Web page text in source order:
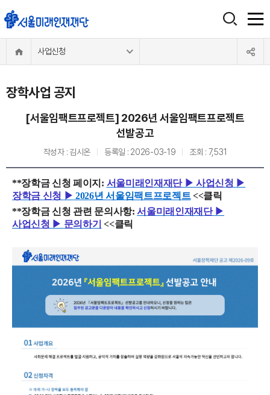
사업신청
장학사업 공지
[서울임팩트프로젝트] 2026년 서울임팩트프로젝트
선발공고
작성자 : 김시온 등록일 : 2026-03-19 조회 : 7,531
​**장학금 신청 페이지: 서울미래인재재단 ▶ 사업신청 ▶
장학금 신청 ▶ ​ 2026년 서울임팩트프로젝트<<클릭
​**장학금 신청 관련 문의사항:서울미래인재재단 ▶
사업신청 ▶ 문의하기 <<클릭